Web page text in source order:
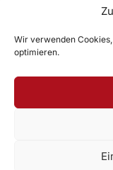
Wir verwenden
optimieren.